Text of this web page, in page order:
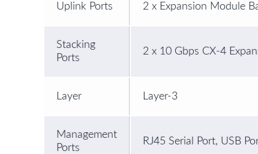
Uplink Ports 2 x Expansion Module
Stacking
Ports
2 x 10 Gbps CX-4
Layer Layer-3
Management
Ports
RJ45 Serial Port, USB